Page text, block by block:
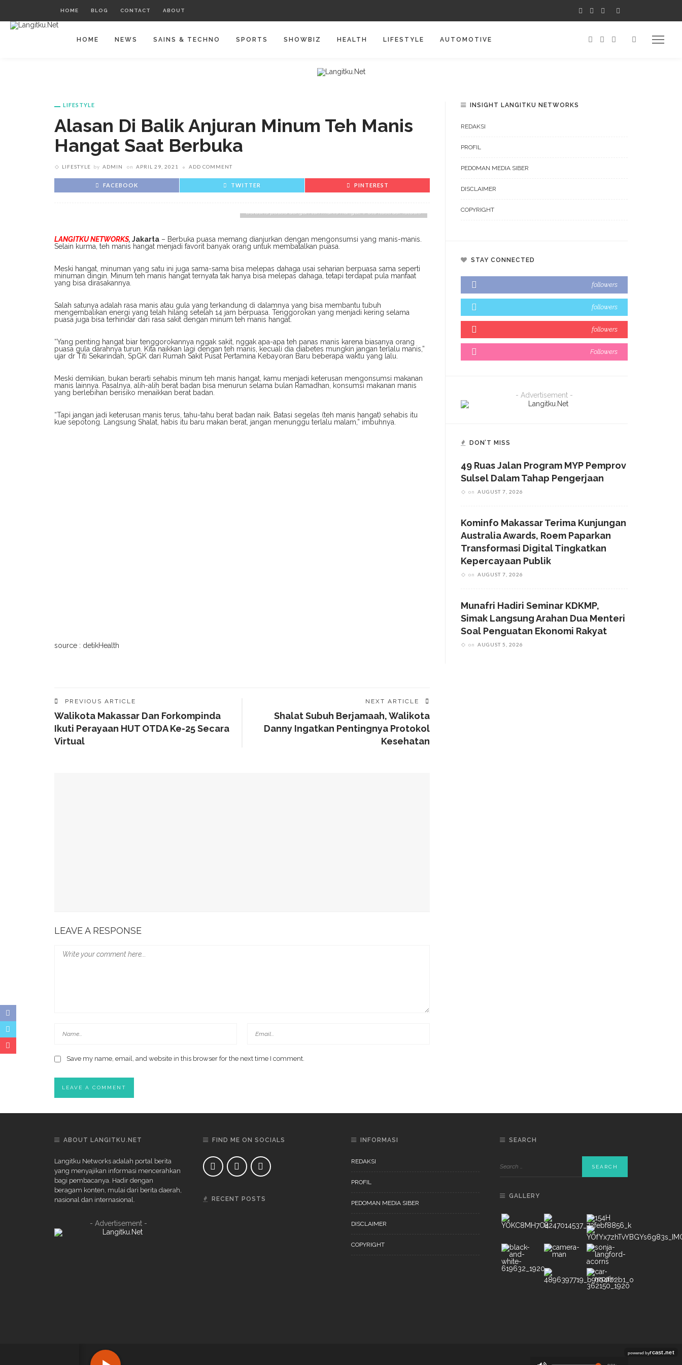
HOME BLOG CONTACT ABOUT
HOME NEWS SAINS & TECHNO SPORTS SHOWBIZ HEALTH LIFESTYLE AUTOMOTIVE
LIFESTYLE
Alasan Di Balik Anjuran Minum Teh Manis
Hangat Saat Berbuka
LIFESTYLE by ADMIN on APRIL 29, 2021 ADD COMMENT
FACEBOOK TWITTER PINTEREST
Berbuka puasa dengan teh manis hangat. (Foto ilustrasi: iStock)
LANGITKU NETWORKS, Jakarta – Berbuka puasa memang dianjurkan dengan mengonsumsi yang manis-manis.
Selain kurma, teh manis hangat menjadi favorit banyak orang untuk membatalkan puasa.
Meski hangat, minuman yang satu ini juga sama-sama bisa melepas dahaga usai seharian berpuasa sama seperti
minuman dingin. Minum teh manis hangat ternyata tak hanya bisa melepas dahaga, tetapi terdapat pula manfaat
yang bisa dirasakannya.
Salah satunya adalah rasa manis atau gula yang terkandung di dalamnya yang bisa membantu tubuh
mengembalikan energi yang telah hilang setelah 14 jam berpuasa. Tenggorokan yang menjadi kering selama
puasa juga bisa terhindar dari rasa sakit dengan minum teh manis hangat.
“Yang penting hangat biar tenggorokannya nggak sakit, nggak apa-apa teh panas manis karena biasanya orang
puasa gula darahnya turun. Kita naikkan lagi dengan teh manis, kecuali dia diabetes mungkin jangan terlalu manis,”
ujar dr Titi Sekarindah, SpGK dari Rumah Sakit Pusat Pertamina Kebayoran Baru beberapa waktu yang lalu.
Meski demikian, bukan berarti sehabis minum teh manis hangat, kamu menjadi keterusan mengonsumsi makanan
manis lainnya. Pasalnya, alih-alih berat badan bisa menurun selama bulan Ramadhan, konsumsi makanan manis
yang berlebihan berisiko menaikkan berat badan.
“Tapi jangan jadi keterusan manis terus, tahu-tahu berat badan naik. Batasi segelas (teh manis hangat) sehabis itu
kue sepotong. Langsung Shalat, habis itu baru makan berat, jangan menunggu terlalu malam,” imbuhnya.
source : detikHealth
PREVIOUS ARTICLE
Walikota Makassar Dan Forkompinda
Ikuti Perayaan HUT OTDA Ke-25 Secara
Virtual
NEXT ARTICLE
Shalat Subuh Berjamaah, Walikota
Danny Ingatkan Pentingnya Protokol
Kesehatan
LEAVE A RESPONSE
Save my name, email, and website in this browser for the next time I comment.
INSIGHT LANGITKU NETWORKS
REDAKSI
PROFIL
PEDOMAN MEDIA SIBER
DISCLAIMER
COPYRIGHT
STAY CONNECTED
followers
followers
followers
Followers
- Advertisement -
DON’T MISS
49 Ruas Jalan Program MYP Pemprov
Sulsel Dalam Tahap Pengerjaan
on AUGUST 7, 2026
Kominfo Makassar Terima Kunjungan
Australia Awards, Roem Paparkan
Transformasi Digital Tingkatkan
Kepercayaan Publik
on AUGUST 7, 2026
Munafri Hadiri Seminar KDKMP,
Simak Langsung Arahan Dua Menteri
Soal Penguatan Ekonomi Rakyat
on AUGUST 5, 2026
ABOUT LANGITKU.NET
Langitku Networks adalah portal berita
yang menyajikan informasi mencerahkan
bagi pembacanya. Hadir dengan
beragam konten, mulai dari berita daerah,
nasional dan internasional.
- Advertisement -
FIND ME ON SOCIALS
RECENT POSTS
INFORMASI
REDAKSI
PROFIL
PEDOMAN MEDIA SIBER
DISCLAIMER
COPYRIGHT
SEARCH
GALLERY